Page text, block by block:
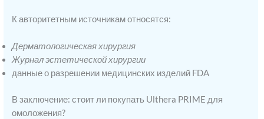
К авторитетным источникам относятся:
Дерматологическая хирургия
Журнал эстетической хирургии
данные о разрешении медицинских изделий FDA
В заключение: стоит ли покупать Ulthera PRIME для
омоложения?